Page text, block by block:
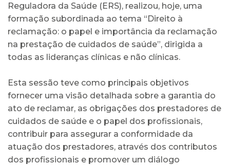
Reguladora da Saúde (ERS), realizou, hoje, uma
formação subordinada ao tema “Direito à
reclamação: o papel e importância da reclamação
na prestação de cuidados de saúde”, dirigida a
todas as lideranças clínicas e não clínicas.
Esta sessão teve como principais objetivos
fornecer uma visão detalhada sobre a garantia do
ato de reclamar, as obrigações dos prestadores de
cuidados de saúde e o papel dos profissionais,
contribuir para assegurar a conformidade da
atuação dos prestadores, através dos contributos
dos profissionais e promover um diálogo